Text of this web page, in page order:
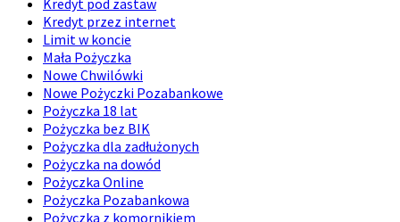
Kredyt przez internet
Limit w koncie
Mała Pożyczka
Nowe Chwilówki
Nowe Pożyczki Pozabankowe
Pożyczka 18 lat
Pożyczka bez BIK
Pożyczka dla zadłużonych
Pożyczka na dowód
Pożyczka Online
Pożyczka Pozabankowa
Pożyczka z komornikiem